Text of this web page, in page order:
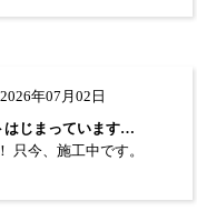
2026年07月02日
はじまっています…
只今、施工中です。